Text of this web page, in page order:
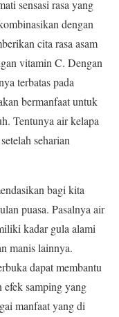
sensasi rasa yang
dengan
cita rasa asam
vitamin C. Dengan
terbatas pada
bermanfaat untuk
Tentunya air kelapa
seharian
bagi kita
puasa. Pasalnya air
kadar gula alami
manis lainnya.
dapat membantu
efek samping yang
manfaat yang di